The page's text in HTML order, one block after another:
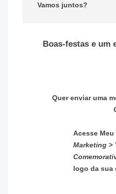
Vamos juntos?
Boas-festas e um
Quer enviar uma
Acesse
Marketing >
logo da sua